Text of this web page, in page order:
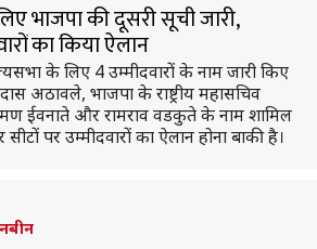
भाजपा की दूसरी सूची जारी,
का किया ऐलान
के लिए 4 उम्मीदवारों के नाम जारी किए
अठावले, भाजपा के राष्ट्रीय महासचिव
ईवनाते और रामराव वडकुते के नाम शामिल
पर उम्मीदवारों का ऐलान होना बाकी है।